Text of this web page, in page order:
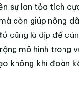
sự lan tỏa tích
còn giúp nông
cũng là dịp để
mô hình
không khí đoàn